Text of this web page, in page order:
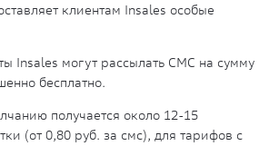
клиентам Insales особые
Insales могут рассылать СМС на сумму
бесплатно.
получается около 12-15
(от 0,80 руб. за смс), для тарифов с